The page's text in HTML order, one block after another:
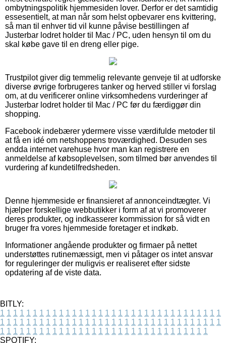
ombytningspolitik hjemmesiden lover. Derfor er det samtidig
essesentielt, at man når som helst opbevarer ens kvittering,
så man til enhver tid vil kunne påvise bestillingen af
Justerbar lodret holder til Mac / PC, uden hensyn til om du
skal købe gave til en dreng eller pige.
Trustpilot giver dig temmelig relevante genveje til at udforske
diverse øvrige forbrugeres tanker og herved stiller vi forslag
om, at du verificerer online virksomhedens vurderinger af
Justerbar lodret holder til Mac / PC før du færdiggør din
shopping.
Facebook indebærer ydermere visse værdifulde metoder til
at få en idé om netshoppens troværdighed. Desuden ses
endda internet varehuse hvor man kan registrere en
anmeldelse af købsoplevelsen, som tilmed bør anvendes til
vurdering af kundetilfredsheden.
Denne hjemmeside er finansieret af annonceindtægter. Vi
hjælper forskellige webbutikker i form af at vi promoverer
deres produkter, og indkasserer kommission for så vidt en
bruger fra vores hjemmeside foretager et indkøb.
Informationer angående produkter og firmaer på nettet
understøttes rutinemæssigt, men vi påtager os intet ansvar
for reguleringer der muligvis er realiseret efter sidste
opdatering af de viste data.
BITLY:
1 1 1 1 1 1 1 1 1 1 1 1 1 1 1 1 1 1 1 1 1 1 1 1 1 1 1 1 1 1 1 1 1 1
1 1 1 1 1 1 1 1 1 1 1 1 1 1 1 1 1 1 1 1 1 1 1 1 1 1 1 1 1 1 1 1 1 1
1 1 1 1 1 1 1 1 1 1 1 1 1 1 1 1 1 1 1 1 1 1 1 1 1 1 1 1 1 1 1 1
SPOTIFY: